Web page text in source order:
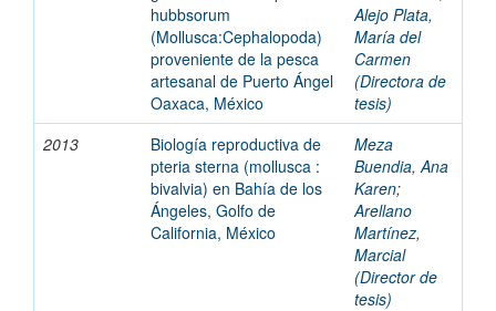
hubbsorum
(Mollusca:Cephalopoda)
proveniente de la pesca
artesanal de Puerto Ángel
Oaxaca, México
Alejo Plata,
María del
Carmen
(Directora de
tesis)
2013
Biología reproductiva de
pteria sterna (mollusca :
bivalvia) en Bahía de los
Ángeles, Golfo de
California, México
Meza
Buendia, Ana
Karen;
Arellano
Martínez,
Marcial
(Director de
tesis)